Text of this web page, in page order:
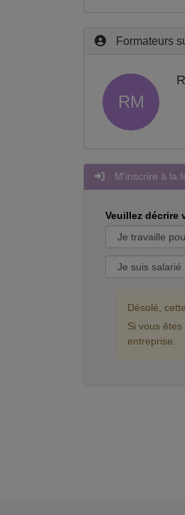
Formateurs
RM
M'inscrire à la
Veuillez décrire
Désolé,
Si vous
entreprise.